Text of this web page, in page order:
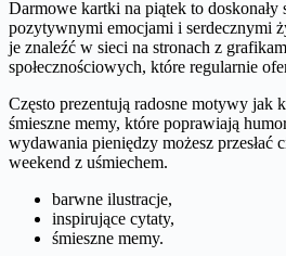
Darmowe kartki na piątek to doskonały
pozytywnymi emocjami i serdecznymi
je znaleźć w sieci na stronach z
społecznościowych, które regularnie
Często prezentują radosne motywy jak
śmieszne memy, które poprawiają
wydawania pieniędzy możesz przesłać
weekend z uśmiechem.
barwne ilustracje,
inspirujące cytaty,
śmieszne memy.